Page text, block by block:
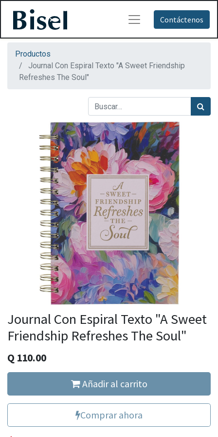
Contáctenos
Productos
Journal Con Espiral Texto "A Sweet Friendship
Refreshes The Soul"
Journal Con Espiral Texto "A Sweet
Friendship Refreshes The Soul"
Q 110.00
Añadir al carrito
Comprar ahora